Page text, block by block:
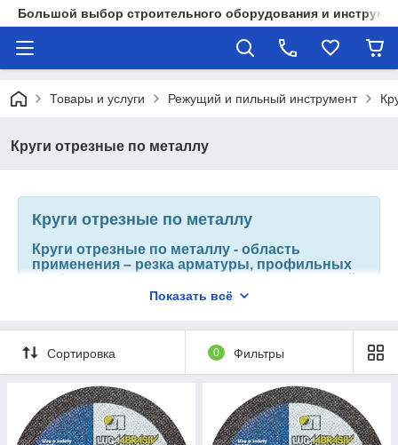
Большой выбор строительного оборудования и
Товары и услуги Режущий и пильный инструмент
Круги отрезные по металлу
Круги отрезные по металлу
Круги отрезные по металлу - область
применения – резка арматуры, профильных
труб, стальных уголков, швеллера, листовой
Показать всё
Сортировка 0 Фильтры